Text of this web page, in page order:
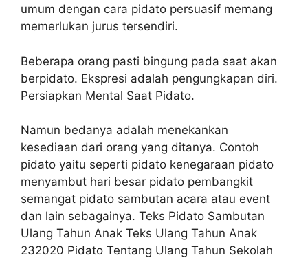
umum dengan cara pidato persuasif memang
memerlukan jurus tersendiri.
Beberapa orang pasti bingung pada saat akan
berpidato. Ekspresi adalah pengungkapan diri.
Persiapkan Mental Saat Pidato.
Namun bedanya adalah menekankan
kesediaan dari orang yang ditanya. Contoh
pidato yaitu seperti pidato kenegaraan pidato
menyambut hari besar pidato pembangkit
semangat pidato sambutan acara atau event
dan lain sebagainya. Teks Pidato Sambutan
Ulang Tahun Anak Teks Ulang Tahun Anak
232020 Pidato Tentang Ulang Tahun Sekolah